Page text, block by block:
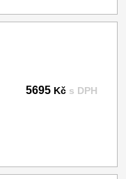
5695 Kč s DPH